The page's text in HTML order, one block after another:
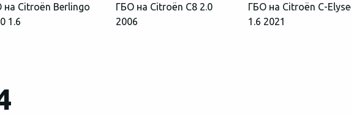
на Citroën Berlingo
1.6
ГБО на Citroën C8 2.0
2006
ГБО на Citroën C-
1.6 2021